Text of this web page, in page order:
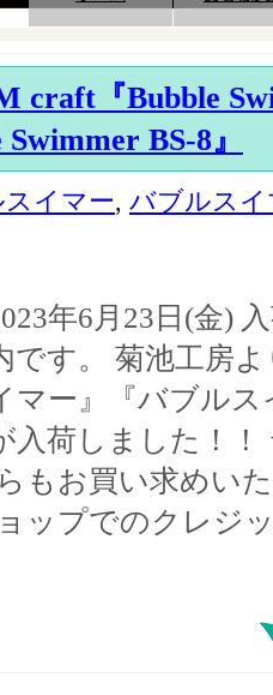
craft『Bubble
Swimmer BS-8』
イマー, バブルスイ
年6月23日(金)
です。 菊池工房
マー』『バブルス
入荷しました！
もお買い求めい
ップでのクレジ